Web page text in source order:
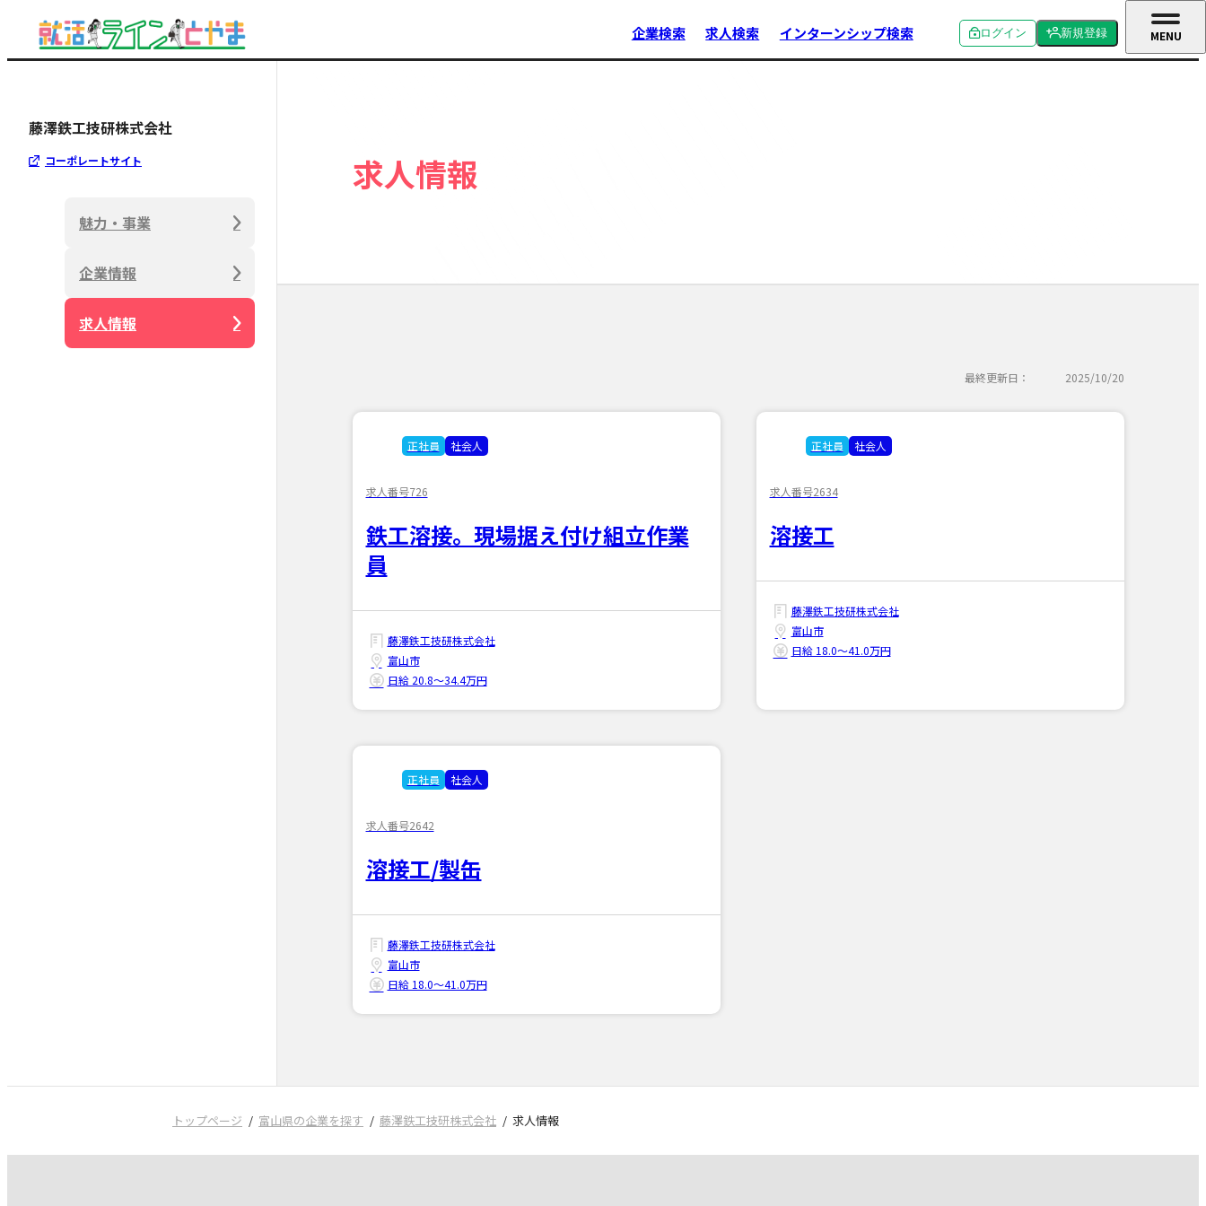
企業検索 求人検索 インターンシップ検索 ログイン 新規登録
藤澤鉄工技研株式会社
コーポレートサイト
魅力・事業
企業情報
求人情報
求人情報
最終更新日： 2025/10/20
正社員 社会人
求人番号726
鉄工溶接。現場据え付け組立作業
員
藤澤鉄工技研株式会社
富山市
日給 20.8〜34.4万円
正社員 社会人
求人番号2634
溶接工
藤澤鉄工技研株式会社
富山市
日給 18.0〜41.0万円
正社員 社会人
求人番号2642
溶接工/製缶
藤澤鉄工技研株式会社
富山市
日給 18.0〜41.0万円
トップページ 富山県の企業を探す 藤澤鉄工技研株式会社 求人情報
MENU